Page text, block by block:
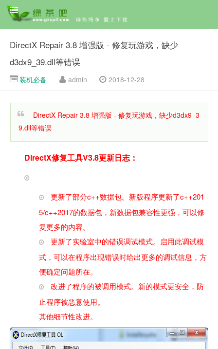
DirectX Repair 3.8 增强版 - 修复玩游戏，缺少
d3dx9_39.dll等错误
装机必备 admin 2018-12-28
DirectX Repair 3.8 增强版 - 修复玩游戏，缺少d3dx9_3
9.dll等错误
DirectX修复工具V3.8更新日志：
更新了部分c++数据包。新版程序更新了c++201
5/c++2017的数据包，新数据包兼容性更强，可以修
复更多的内容。
更新了实验室中的错误调试模式。启用此调试模
式，可以在程序出现错误时给出更多的调试信息，方
便确定问题所在。
改进了程序的被调用模式。新的模式更安全，防
止程序被恶意使用。
其他细节性改进。